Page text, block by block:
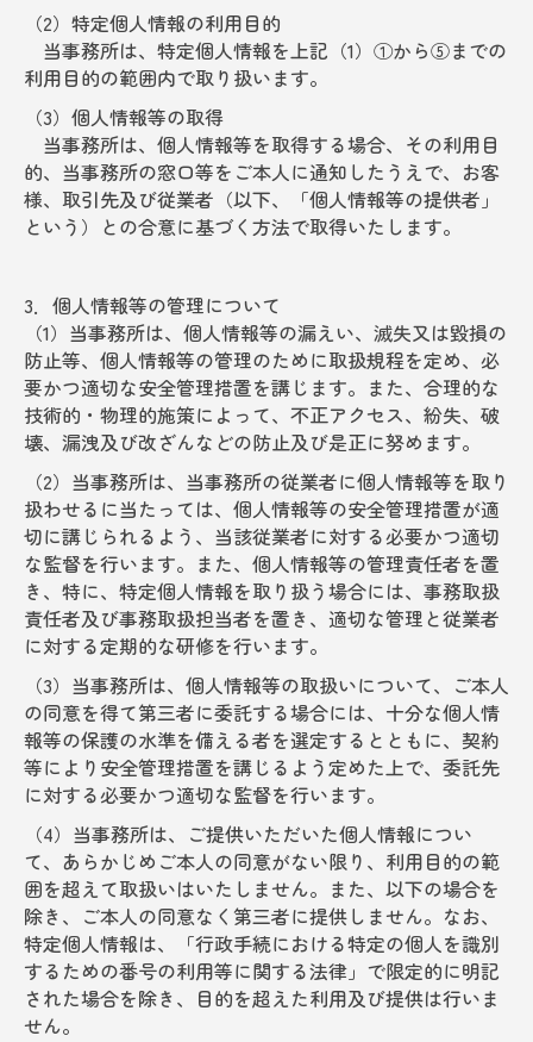
（2）特定個人情報の利用目的
当事務所は、特定個人情報を上記（1）①から⑤までの
利用目的の範囲内で取り扱います。
（3）個人情報等の取得
当事務所は、個人情報等を取得する場合、その利用目
的、当事務所の窓口等をご本人に通知したうえで、お客
様、取引先及び従業者（以下、「個人情報等の提供者」
という）との合意に基づく方法で取得いたします。
3．個人情報等の管理について
（1）当事務所は、個人情報等の漏えい、滅失又は毀損の
防止等、個人情報等の管理のために取扱規程を定め、必
要かつ適切な安全管理措置を講じます。また、合理的な
技術的・物理的施策によって、不正アクセス、紛失、破
壊、漏洩及び改ざんなどの防止及び是正に努めます。
（2）当事務所は、当事務所の従業者に個人情報等を取り
扱わせるに当たっては、個人情報等の安全管理措置が適
切に講じられるよう、当該従業者に対する必要かつ適切
な監督を行います。また、個人情報等の管理責任者を置
き、特に、特定個人情報を取り扱う場合には、事務取扱
責任者及び事務取扱担当者を置き、適切な管理と従業者
に対する定期的な研修を行います。
（3）当事務所は、個人情報等の取扱いについて、ご本人
の同意を得て第三者に委託する場合には、十分な個人情
報等の保護の水準を備える者を選定するとともに、契約
等により安全管理措置を講じるよう定めた上で、委託先
に対する必要かつ適切な監督を行います。
（4）当事務所は、ご提供いただいた個人情報につい
て、あらかじめご本人の同意がない限り、利用目的の範
囲を超えて取扱いはいたしません。また、以下の場合を
除き、ご本人の同意なく第三者に提供しません。なお、
特定個人情報は、「行政手続における特定の個人を識別
するための番号の利用等に関する法律」で限定的に明記
された場合を除き、目的を超えた利用及び提供は行いま
せん。